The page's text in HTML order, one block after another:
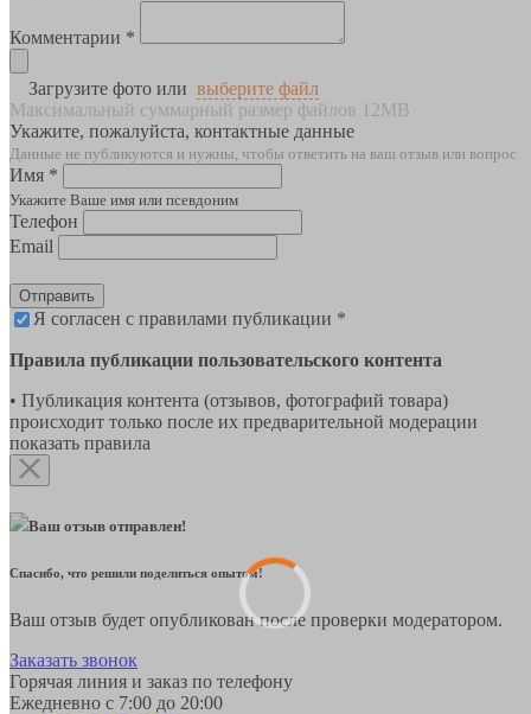
Комментарии *
Загрузите фото или выберите файл
Максимальный суммарный размер файлов 12MB
Укажите, пожалуйста, контактные данные
Данные не публикуются и нужны, чтобы ответить на ваш отзыв или вопрос
Имя *
Укажите Ваше имя или псевдоним
Телефон
Email
Отправить
Я согласен с правилами публикации *
Правила публикации пользовательского контента
• Публикация контента (отзывов, фотографий товара)
происходит только после их предварительной модерации
показать правила
Ваш отзыв отправлен!
Спасибо, что решили поделиться опытом!
Ваш отзыв будет опубликован после проверки модератором.
Заказать звонок
Горячая линия и заказ по телефону
Ежедневно с 7:00 до 20:00